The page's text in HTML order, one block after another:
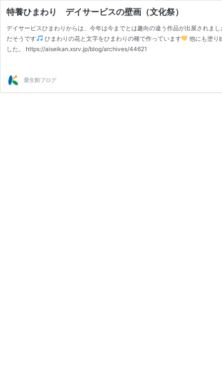
特養ひまわり デイサービスの壁画（文化祭）
デイサービスひまわりからは、今年は今までとは趣向の違う作品が出展されま
だそうです
ひまわりの花と文字をひまわりの種で作っています
他にも塗り
した。 https://aiseikan.xsrv.jp/blog/archives/44621
愛生館ブログ